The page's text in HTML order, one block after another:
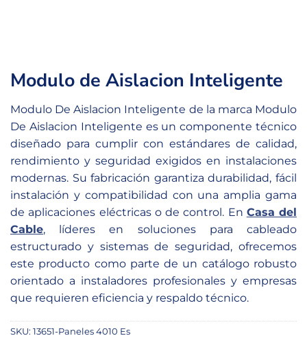
Modulo de Aislacion Inteligente
Modulo De Aislacion Inteligente de la marca Modulo
De Aislacion Inteligente es un componente técnico
diseñado para cumplir con estándares de calidad,
rendimiento y seguridad exigidos en instalaciones
modernas. Su fabricación garantiza durabilidad, fácil
instalación y compatibilidad con una amplia gama
de aplicaciones eléctricas o de control. En Casa del
Cable, líderes en soluciones para cableado
estructurado y sistemas de seguridad, ofrecemos
este producto como parte de un catálogo robusto
orientado a instaladores profesionales y empresas
que requieren eficiencia y respaldo técnico.
SKU: 13651-Paneles 4010 Es